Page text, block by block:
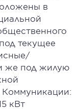
в
текущее
же под жилую
Коммуникации:
кВт